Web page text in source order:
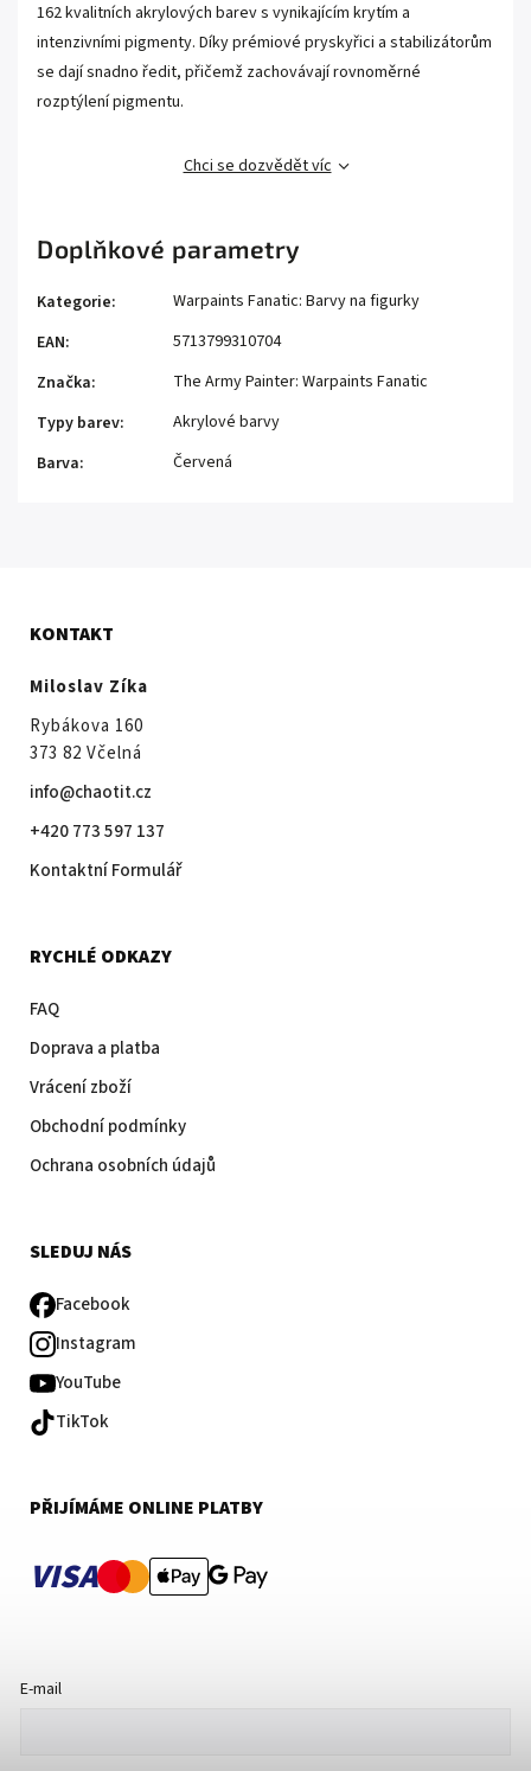
162 kvalitních akrylových barev s vynikajícím krytím a
intenzivními pigmenty. Díky prémiové pryskyřici a stabilizátorům
se dají snadno ředit, přičemž zachovávají rovnoměrné
rozptýlení pigmentu.
Chci se dozvědět víc
Doplňkové parametry
Kategorie:
Warpaints Fanatic: Barvy na figurky
EAN:
5713799310704
Značka:
The Army Painter: Warpaints Fanatic
Typy barev:
Akrylové barvy
Barva: Červená
KONTAKT
Miloslav Zíka
Rybákova 160
373 82 Včelná
info@chaotit.cz
+420 773 597 137
Kontaktní Formulář
RYCHLÉ ODKAZY
FAQ
Doprava a platba
Vrácení zboží
Obchodní podmínky
Ochrana osobních údajů
SLEDUJ NÁS
Facebook
Instagram
YouTube
TikTok
PŘIJÍMÁME ONLINE PLATBY
VISA
E-mail